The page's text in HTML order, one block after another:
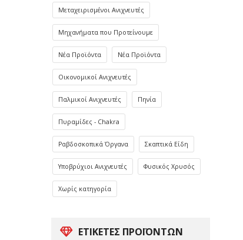
Μεταχειρισμένοι Ανιχνευτές
Μηχανήματα που Προτείνουμε
Νέα Προϊόντα Νέα Προϊόντα
Οικονομικοί Ανιχνευτές
Παλμικοί Ανιχνευτές Πηνία
Πυραμίδες - Chakra
Ραβδοσκοπικά Όργανα Σκαπτικά Είδη
Υποβρύχιοι Ανιχνευτές Φυσικός Χρυσός
Χωρίς κατηγορία
ΕΤΙΚΈΤΕΣ ΠΡΟΪΌΝΤΩΝ